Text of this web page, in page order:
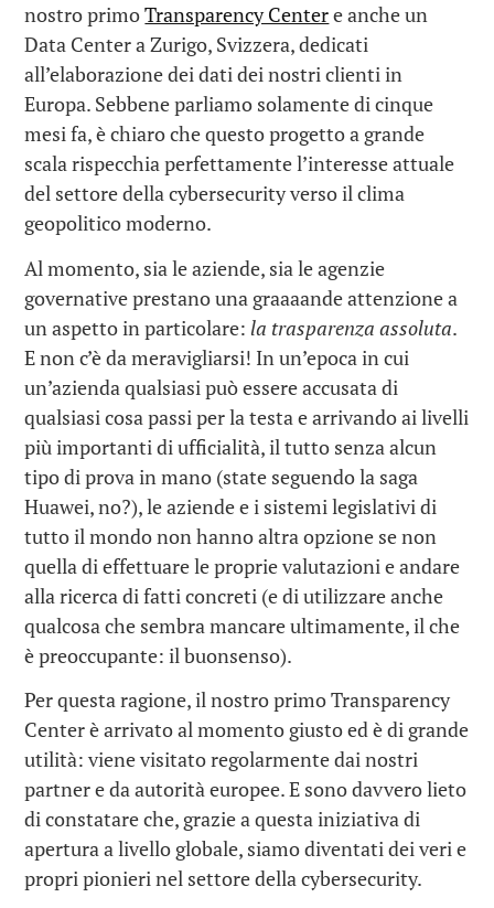
nostro primoTransparency Centere anche un
Data Center a Zurigo, Svizzera, dedicati
all’elaborazione dei dati dei nostri clienti in
Europa. Sebbene parliamo solamente di cinque
mesi fa, è chiaro che questo progetto a grande
scala rispecchia perfettamente l’interesse attuale
del settore della cybersecurity verso il clima
geopolitico moderno.
Al momento, sia le aziende, sia le agenzie
governative prestano una graaaande attenzione a
un aspetto in particolare:la trasparenza assoluta.
E non c’è da meravigliarsi! In un’epoca in cui
un’azienda qualsiasi può essere accusata di
qualsiasi cosa passi per la testa e arrivando ai livelli
più importanti di ufficialità, il tutto senza alcun
tipo di prova in mano (state seguendo la saga
Huawei, no?), le aziende e i sistemi legislativi di
tutto il mondo non hanno altra opzione se non
quella di effettuare le proprie valutazioni e andare
alla ricerca di fatti concreti (e di utilizzare anche
qualcosa che sembra mancare ultimamente, il che
è preoccupante: il buonsenso).
Per questa ragione, il nostro primo Transparency
Center è arrivato al momento giusto ed è di grande
utilità: viene visitato regolarmente dai nostri
partner e da autorità europee. E sono davvero lieto
di constatare che, grazie a questa iniziativa di
apertura a livello globale, siamo diventati dei veri e
propri pionieri nel settore della cybersecurity.